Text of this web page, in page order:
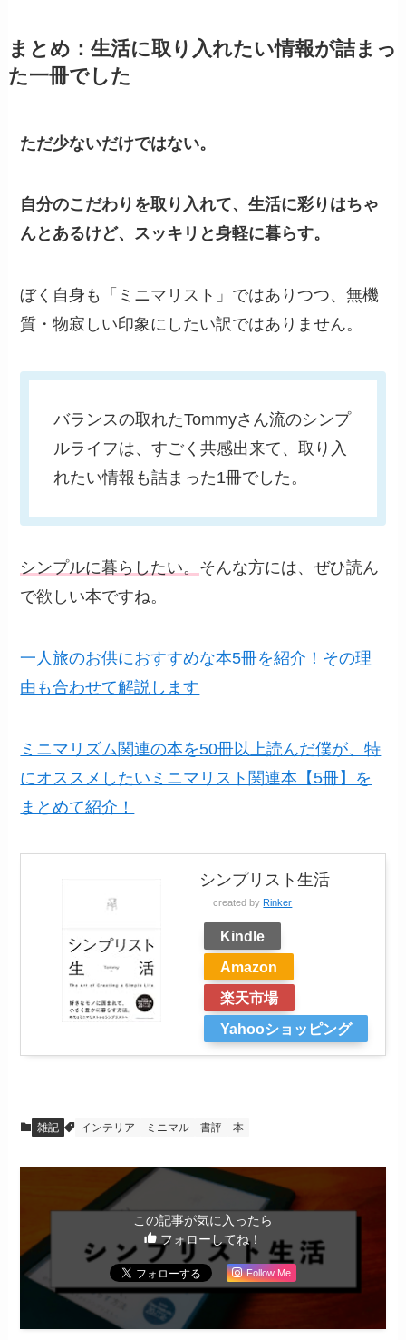
まとめ：生活に取り入れたい情報が詰まっ
た一冊でした
ただ少ないだけではない。
自分のこだわりを取り入れて、生活に彩りはちゃ
んとあるけど、スッキリと身軽に暮らす。
ぼく自身も「ミニマリスト」ではありつつ、無機
質・物寂しい印象にしたい訳ではありません。
バランスの取れたTommyさん流のシンプ
ルライフは、すごく共感出来て、取り入
れたい情報も詰まった1冊でした。
シンプルに暮らしたい。 そんな方には、ぜひ読ん
で欲しい本ですね。
一人旅のお供におすすめな本5冊を紹介！その理
由も合わせて解説します
ミニマリズム関連の本を50冊以上読んだ僕が、特
にオススメしたいミニマリスト関連本【5冊】を
まとめて紹介！
シンプリスト生活
created by Rinker
Kindle
Amazon
楽天市場
Yahooショッピング
雑記 インテリア ミニマル 書評 本
この記事が気に入ったら
フォローしてね！
Follow Me